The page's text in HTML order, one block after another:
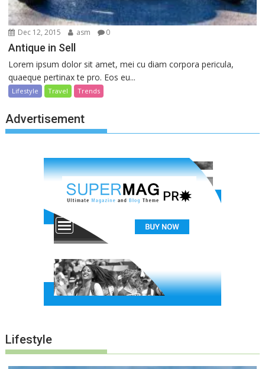
Dec 12, 2015 asm 0
Antique in Sell
Lorem ipsum dolor sit amet, mei cu diam corpora pericula,
quaeque pertinax te pro. Eos eu...
Lifestyle Travel Trends
Advertisement
Lifestyle